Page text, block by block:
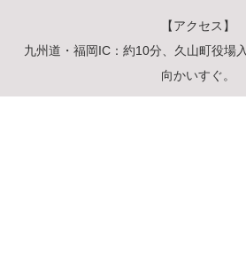
【アクセス】
九州道・福岡IC：約10分、久山町役場
向かいすぐ。